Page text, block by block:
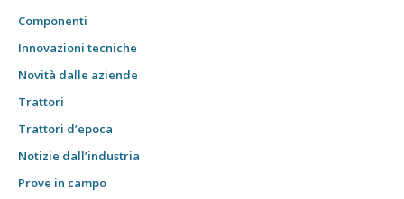
Componenti
Innovazioni tecniche
Novità dalle aziende
Trattori
Trattori d’epoca
Notizie dall’industria
Prove in campo